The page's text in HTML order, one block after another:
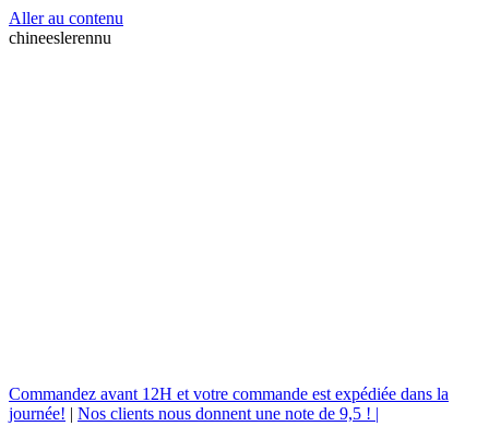
Aller au contenu
chineeslerennu
Commandez avant 12H et votre commande est expédiée dans la
journée! | Nos clients nous donnent une note de 9,5 ! |